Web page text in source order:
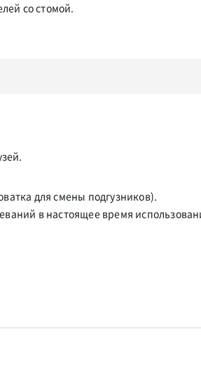
со стомой.
для смены подгузников).
в настоящее время